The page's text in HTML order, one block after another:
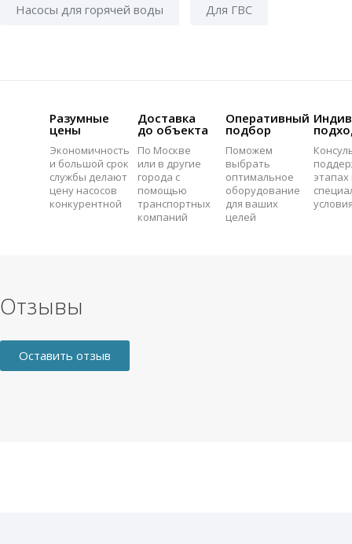
Насосы для горячей воды Для ГВС
Разумные
цены
Экономичность
и большой срок
службы делают
цену насосов
конкурентной
Доставка
до объекта
По Москве
или в другие
города с
помощью
транспортных
компаний
Оперативный
подбор
Поможем
выбрать
оптимальное
оборудование
для ваших
целей
этапах
Отзывы
Оставить отзыв